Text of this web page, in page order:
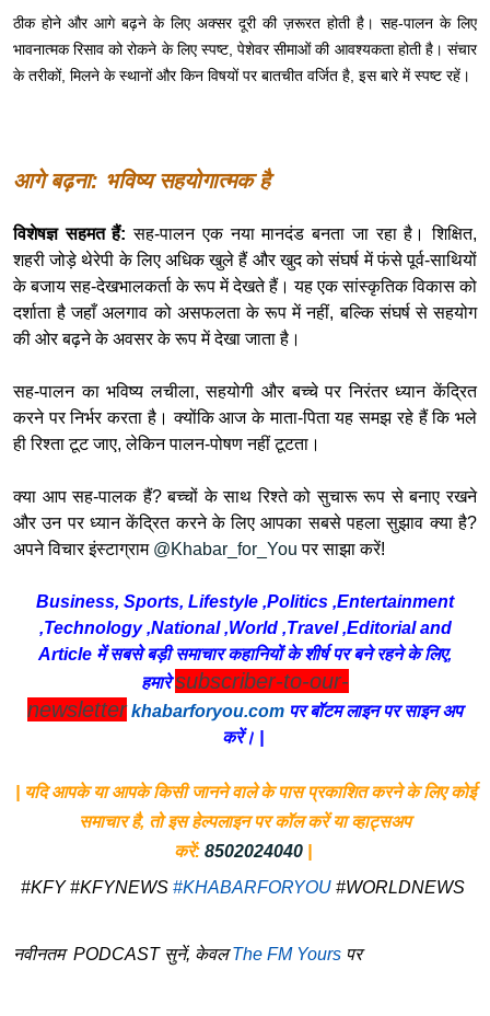
ठीक होने और आगे बढ़ने के लिए अक्सर दूरी की ज़रूरत होती है। सह-पालन के लिए
भावनात्मक रिसाव को रोकने के लिए स्पष्ट, पेशेवर सीमाओं की आवश्यकता होती है। संचार
के तरीकों, मिलने के स्थानों और किन विषयों पर बातचीत वर्जित है, इस बारे में स्पष्ट रहें।
आगे बढ़ना: भविष्य सहयोगात्मक है
विशेषज्ञ सहमत हैं:सह-पालन एक नया मानदंड बनता जा रहा है। शिक्षित,
शहरी जोड़े थेरेपी के लिए अधिक खुले हैं और खुद को संघर्ष में फंसे पूर्व-साथियों
के बजाय सह-देखभालकर्ता के रूप में देखते हैं। यह एक सांस्कृतिक विकास को
दर्शाता है जहाँ अलगाव को असफलता के रूप में नहीं, बल्कि संघर्ष से सहयोग
की ओर बढ़ने के अवसर के रूप में देखा जाता है।
सह-पालन का भविष्य लचीला, सहयोगी और बच्चे पर निरंतर ध्यान केंद्रित
करने पर निर्भर करता है। क्योंकि आज के माता-पिता यह समझ रहे हैं कि भले
ही रिश्ता टूट जाए, लेकिन पालन-पोषण नहीं टूटता।
क्या आप सह-पालक हैं? बच्चों के साथ रिश्ते को सुचारू रूप से बनाए रखने
और उन पर ध्यान केंद्रित करने के लिए आपका सबसे पहला सुझाव क्या है?
अपने विचार इंस्टाग्राम @Khabar_for_You पर साझा करें!
Business, Sports, Lifestyle ,Politics ,Entertainment
,Technology ,National ,World ,Travel ,Editorial and
Article में सबसे बड़ी समाचार कहानियों के शीर्ष पर बने रहने के लिए,
हमारेsubscriber-to-our-
newsletter khabarforyou.com पर बॉटम लाइन पर साइन अप
करें। |
| यदि आपके या आपके किसी जानने वाले के पास प्रकाशित करने के लिए कोई
समाचार है, तो इस हेल्पलाइन पर कॉल करें या व्हाट्सअप
करें: 8502024040
#KFY #KFYNEWS #KHABARFORYOU #WORLDNEWS
नवीनतम PODCAST सुनें, केवलThe FM Yours पर